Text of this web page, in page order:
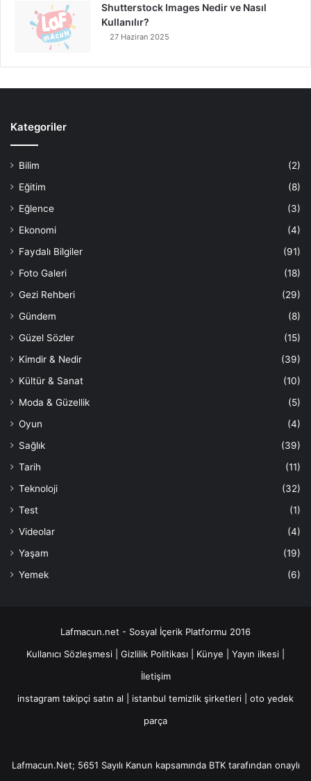
Shutterstock Images Nedir ve Nasıl
Kullanılır?
27 Haziran 2025
Kategoriler
Bilim
(2)
Eğitim
(8)
Eğlence
(3)
Ekonomi
(4)
Faydalı Bilgiler
(91)
Foto Galeri
(18)
Gezi Rehberi
(29)
Gündem
(8)
Güzel Sözler
(15)
Kimdir & Nedir
(39)
Kültür & Sanat
(10)
Moda & Güzellik
(5)
Oyun
(4)
Sağlık
(39)
Tarih
(11)
Teknoloji
(32)
Test
(1)
Videolar
(4)
Yaşam
(19)
Yemek
(6)
Lafmacun.net - Sosyal İçerik Platformu 2016
Kullanıcı Sözleşmesi
Gizlilik Politikası Künye Yayın ilkesi
İletişim
instagram takipçi satın al
istanbul temizlik şirketleri
oto yedek
parça
Lafmacun.Net; 5651 Sayılı Kanun kapsamında BTK tarafından onaylı